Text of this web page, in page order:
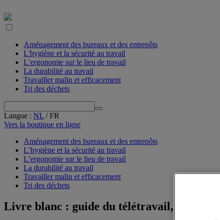
Aménagement des bureaux et des entrepôts
L'hygiène et la sécurité au travail
L’ergonomie sur le lieu de travail
La durabilité au travail
Travailler malin et efficacement
Tri des déchets
Langue : NL /FR
Vers la boutique en ligne
Aménagement des bureaux et des entrepôts
L’hygiène et la sécurité au travail
L’ergonomie sur le lieu de travail
La durabilité au travail
Travailler malin et efficacement
Tri des déchets
Livre blanc : guide du télétravail,